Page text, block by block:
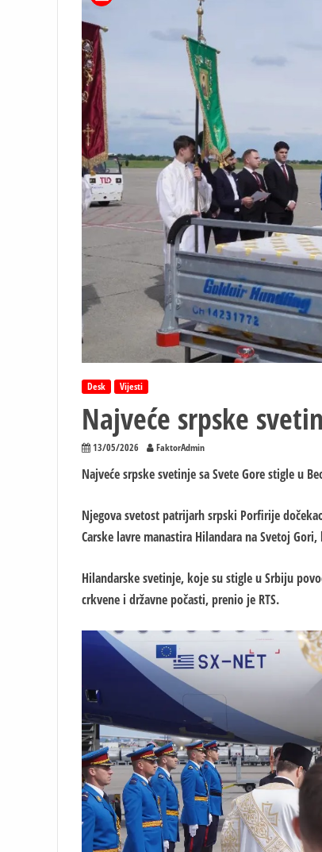
Desk Vijesti
Najveće srpske
13/05/2026 FaktorAdmin
Najveće srpske svetinje sa Svete Gore stigle u
Njegova svetost patrijarh srpski Porfirije
Carske lavre manastira Hilandara na Svetoj
Hilandarske svetinje, koje su stigle u Srbiju
crkvene i državne počasti, prenio je RTS.